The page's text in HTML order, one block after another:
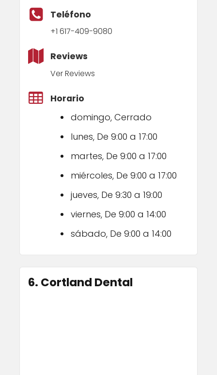
Teléfono
+1 617-409-9080
Reviews
Ver Reviews
Horario
domingo, Cerrado
lunes, De 9:00 a 17:00
martes, De 9:00 a 17:00
miércoles, De 9:00 a 17:00
jueves, De 9:30 a 19:00
viernes, De 9:00 a 14:00
sábado, De 9:00 a 14:00
6. Cortland Dental